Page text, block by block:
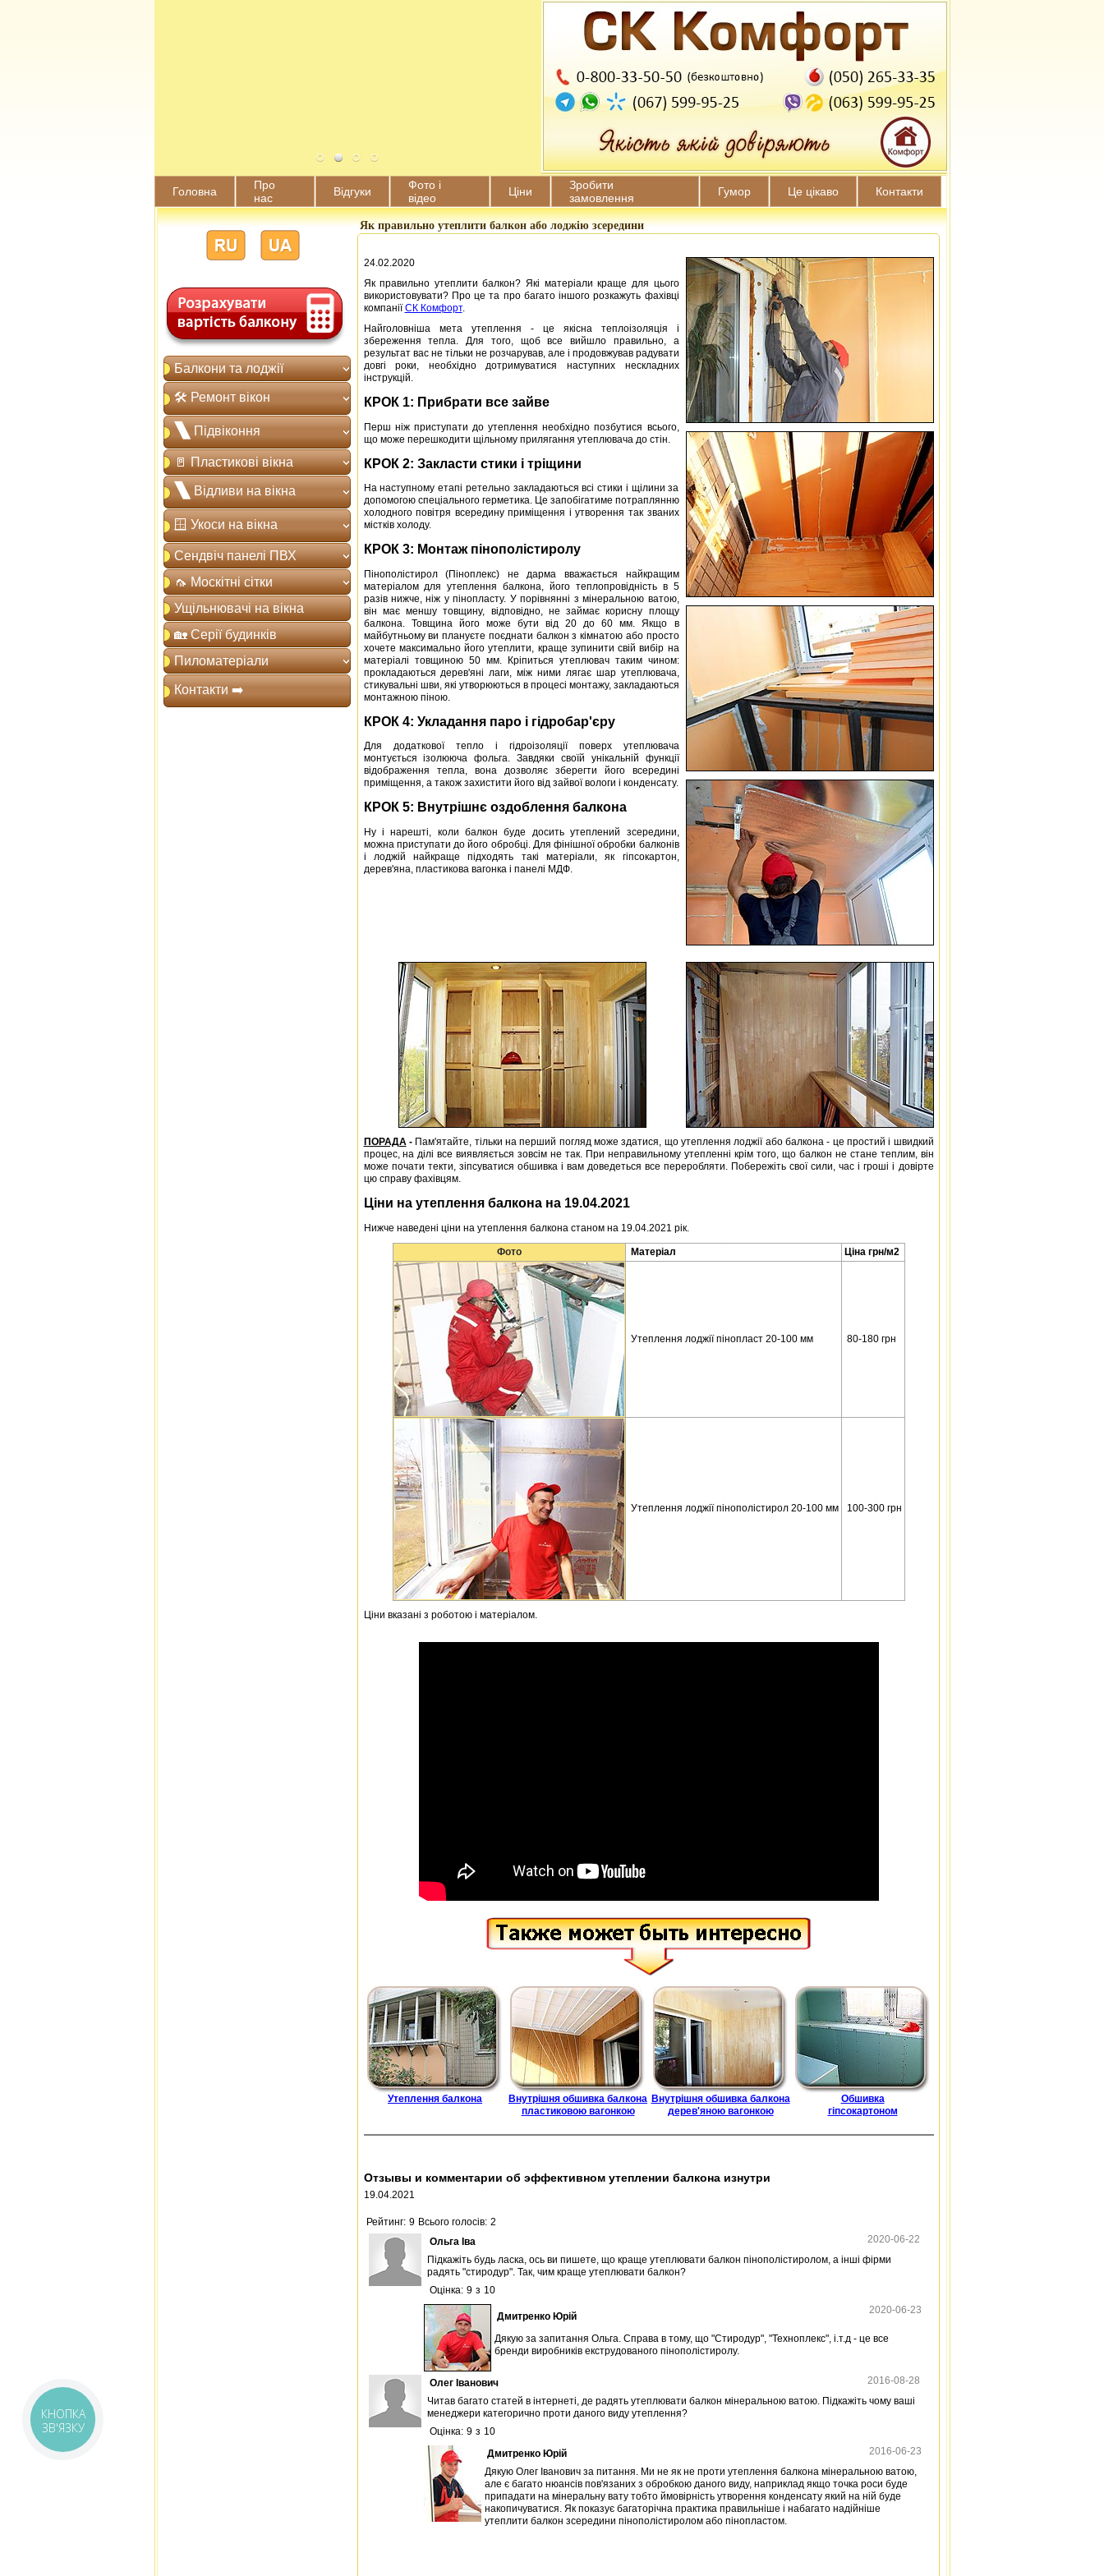
Головна
Про
нас
Відгуки
Фото і
відео
Ціни
Зробити
замовлення
Гумор Це цікаво Контакти
Балкони та лоджії
🛠️ Ремонт вікон
🙽 Підвіконня
🚪 Пластикові вікна
🙽 Відливи на вікна
🪟 Укоси на вікна
Сендвіч панелі ПВХ
🦟 Москітні сітки
Ущільнювачі на вікна
🏡 Серії будинків
Пиломатеріали
Контакти ➡️
Як правильно утеплити балкон або лоджію зсередини
24.02.2020
Як правильно утеплити балкон? Які матеріали краще для цього
використовувати? Про це та про багато іншого розкажуть фахівці
компаніїСК Комфорт.
Найголовніша мета утеплення - це якісна теплоізоляція і
збереження тепла. Для того, щоб все вийшло правильно, а
результат вас не тільки не розчарував, але і продовжував радувати
довгі роки, необхідно дотримуватися наступних нескладних
інструкцій.
КРОК 1: Прибрати все зайве
Перш ніж приступати до утеплення необхідно позбутися всього,
що може перешкодити щільному прилягання утеплювача до стін.
КРОК 2: Закласти стики і тріщини
На наступному етапі ретельно закладаються всі стики і щілини за
допомогою спеціального герметика. Це запобігатиме потраплянню
холодного повітря всередину приміщення і утворення так званих
містків холоду.
КРОК 3: Монтаж пінополістиролу
Пінополістирол (Піноплекс) не дарма вважається найкращим
матеріалом для утеплення балкона, його теплопровідність в 5
разів нижче, ніж у пінопласту. У порівнянні з мінеральною ватою,
він має меншу товщину, відповідно, не займає корисну площу
балкона. Товщина його може бути від 20 до 60 мм. Якщо в
майбутньому ви плануєте поєднати балкон з кімнатою або просто
хочете максимально його утеплити, краще зупинити свій вибір на
матеріалі товщиною 50 мм. Кріпиться утеплювач таким чином:
прокладаються дерев'яні лаги, між ними лягає шар утеплювача,
стикувальні шви, які утворюються в процесі монтажу, закладаються
монтажною піною.
КРОК 4: Укладання паро і гідробар'єру
Для додаткової тепло і гідроізоляції поверх утеплювача
монтується ізолююча фольга. Завдяки своїй унікальній функції
відображення тепла, вона дозволяє зберегти його всередині
приміщення, а також захистити його від зайвої вологи і конденсату.
КРОК 5: Внутрішнє оздоблення балкона
Ну і нарешті, коли балкон буде досить утеплений зсередини,
можна приступати до його обробці. Для фінішної обробки балконів
і лоджій найкраще підходять такі матеріали, як гіпсокартон,
дерев'яна, пластикова вагонка і панелі МДФ.
ПОРАДА- Пам'ятайте, тільки на перший погляд може здатися, що утеплення лоджії або балкона - це простий і швидкий
процес, на ділі все виявляється зовсім не так. При неправильному утепленні крім того, що балкон не стане теплим, він
може почати текти, зіпсуватися обшивка і вам доведеться все переробляти. Побережіть свої сили, час і гроші і довірте
цю справу фахівцям.
Ціни на утеплення балкона на 19.04.2021
Нижче наведені ціни на утеплення балкона станом на 19.04.2021 рік.
Фото Матеріал Ціна грн/м2
Утеплення лоджії пінопласт 20-100 мм 80-180 грн
Утеплення лоджії пінополістирол 20-100 мм 100-300 грн
Ціни вказані з роботою і матеріалом.
Утеплення балкона
Внутрішня обшивка балкона
пластиковою вагонкою
Внутрішня обшивка балкона
дерев'яною вагонкою
Обшивка
гіпсокартоном
Отзывы и комментарии об эффективном утеплении балкона изнутри
19.04.2021
Рейтинг: 9 Всього голосів: 2
Ольга Іва
2020-06-22
Підкажіть будь ласка, ось ви пишете, що краще утеплювати балкон пінополістиролом, а інші фірми
радять "стиродур". Так, чим краще утеплювати балкон?
Оцінка: 9 з 10
Дмитренко Юрій
2020-06-23
Дякую за запитання Ольга. Справа в тому, що "Стиродур", "Техноплекс", і.т.д - це все
бренди виробників екструдованого пінополістиролу.
Олег Іванович
2016-08-28
Читав багато статей в інтернеті, де радять утеплювати балкон мінеральною ватою. Підкажіть чому ваші
менеджери категорично проти даного виду утеплення?
Оцінка: 9 з 10
Дмитренко Юрій
2016-06-23
Дякую Олег Іванович за питання. Ми не як не проти утеплення балкона мінеральною ватою,
але є багато нюансів пов'язаних з обробкою даного виду, наприклад якщо точка роси буде
припадати на мінеральну вату тобто ймовірність утворення конденсату який на ній буде
накопичуватися. Як показує багаторічна практика правильніше і набагато надійніше
утеплити балкон зсередини пінополістиролом або пінопластом.
КНОПКА
ЗВ'ЯЗКУ